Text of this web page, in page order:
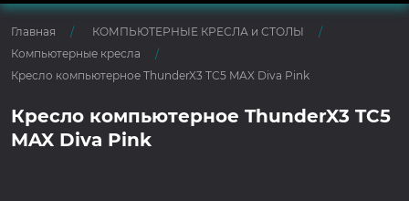
Главная
КОМПЬЮТЕРНЫЕ КРЕСЛА и СТОЛЫ
Компьютерные кресла
Кресло компьютерное ThunderX3 TC5 MAX Diva Pink
Кресло компьютерное ThunderX3 TC5
MAX Diva Pink